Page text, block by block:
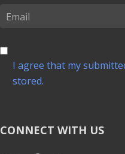
I agree that my
stored.
CONNECT WITH US